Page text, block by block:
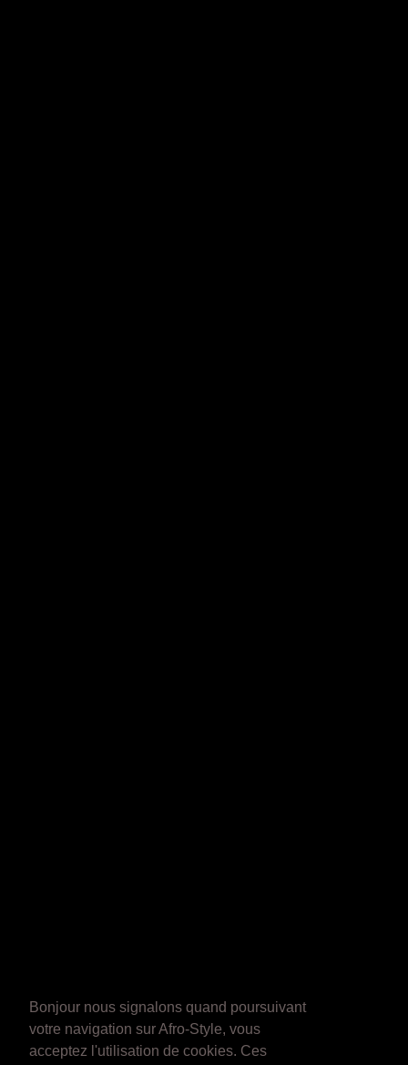
Bonjour nous signalons quand poursuivant
votre navigation sur Afro-Style, vous
acceptez l'utilisation de cookies. Ces